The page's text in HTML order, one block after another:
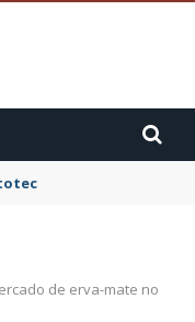
de erva-mate no